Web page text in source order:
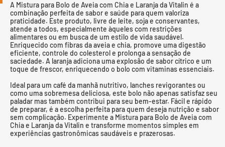
A Mistura para Bolo de Aveia com Chia e Laranja da Vitalin é a
combinação perfeita de sabor e saúde para quem valoriza
praticidade. Este produto, livre de leite, soja e conservantes,
atende a todos, especialmente àqueles com restrições
alimentares ou em busca de um estilo de vida saudável.
Enriquecido com fibras da aveia e chia, promove uma digestão
eficiente, controle do colesterol e prolonga a sensação de
saciedade. A laranja adiciona uma explosão de sabor cítrico e um
toque de frescor, enriquecendo o bolo com vitaminas essenciais.
Ideal para um café da manhã nutritivo, lanches revigorantes ou
como uma sobremesa deliciosa, este bolo não apenas satisfaz seu
paladar mas também contribui para seu bem-estar. Fácil e rápido
de preparar, é a escolha perfeita para quem deseja nutrição e sabor
sem complicação. Experimente a Mistura para Bolo de Aveia com
Chia e Laranja da Vitalin e transforme momentos simples em
experiências gastronômicas saudáveis e prazerosas.